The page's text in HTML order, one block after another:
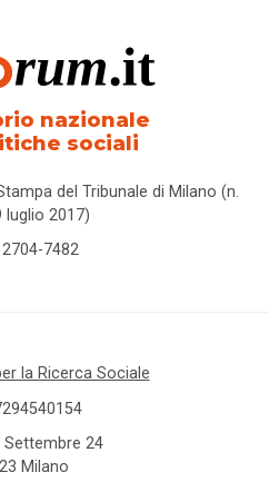
nazionale
sociali
del Tribunale di Milano (n.
luglio 2017)
2704-7482
la Ricerca Sociale
Settembre 24
Milano